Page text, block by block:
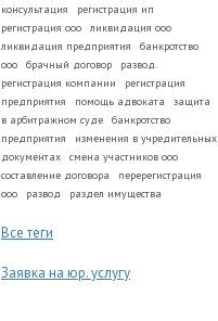
консультация
регистрация ип
регистрация ооо
ликвидация ооо
ликвидация предприятия
банкротство
ооо
брачный договор
развод.
регистрация компании
регистрация
предприятия
помощь адвоката
защита
в арбитражном суде
банкротство
предприятия
изменения в учредительных
документах
смена участников ооо
составление договора
перерегистрация
ооо
развод раздел имущества
Все теги
Заявка на юр. услугу